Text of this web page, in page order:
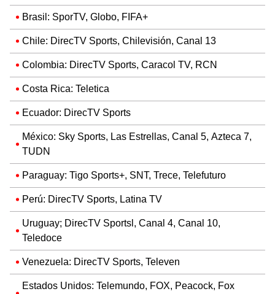
Brasil: SporTV, Globo, FIFA+
Chile: DirecTV Sports, Chilevisión, Canal 13
Colombia: DirecTV Sports, Caracol TV, RCN
Costa Rica: Teletica
Ecuador: DirecTV Sports
México: Sky Sports, Las Estrellas, Canal 5, Azteca 7,
TUDN
Paraguay: Tigo Sports+, SNT, Trece, Telefuturo
Perú: DirecTV Sports, Latina TV
Uruguay; DirecTV Sportsl, Canal 4, Canal 10,
Teledoce
Venezuela: DirecTV Sports, Televen
Estados Unidos: Telemundo, FOX, Peacock, Fox